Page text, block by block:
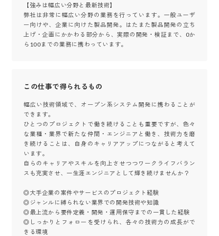
【強みは幅広い分野と最新技術】
弊社は非常に幅広い分野の業務を行っています。一般ユーザ
ー向けや、企業に向けた製品開発。はたまた製品開発の立ち
上げ・企画にかかわる部分から、実際の開発・検証まで、0か
ら100までの業務に携わっています。
この仕事で得られるもの
幅広い技術領域で、オープン系システム開発に携わることが
できます。
ひとつのプロジェクトで働き続けることも重要ですが、色々
な業種・業界で新たな仲間・エンジニアと働き、技術力を磨
き続けることは、自身のキャリアアップにつながると考えて
います。
自らのキャリアやスキルを向上させつつワークライフバラン
スも充実させ、一生涯エンジニアとして輝き続けませんか？
◎大手企業の案件やサービスのプロジェクト経験
◎ジャンルに縛られない業界での開発技術や知識
◎最上流から要件定義・開発・運用保守までの一貫した経験
◎しっかりとフォローを受けられ、各々の技術力の成長がで
きる環境